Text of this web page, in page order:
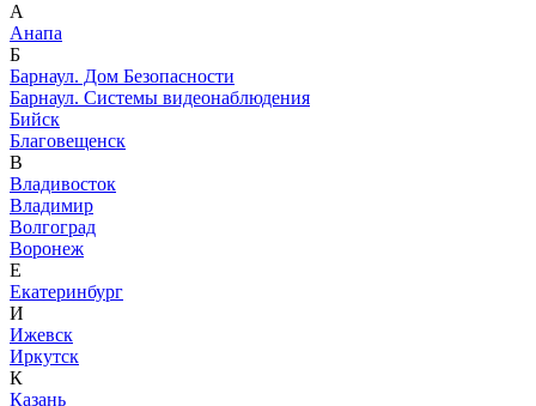
А
Анапа
Б
Барнаул. Дом Безопасности
Барнаул. Системы видеонаблюдения
Бийск
Благовещенск
В
Владивосток
Владимир
Волгоград
Воронеж
Е
Екатеринбург
И
Ижевск
Иркутск
К
Казань